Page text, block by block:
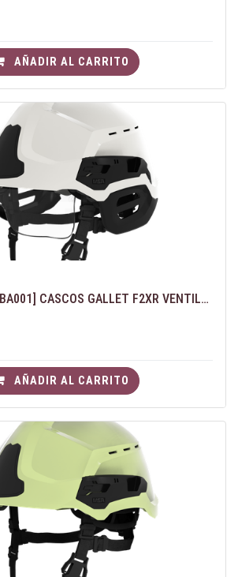
AÑADIR AL CARRITO
[GR1110013201- BA001] CASCOS GALLET F2XR VENTILADO - COLOR BLANCO CON GAFAS DE PROTECCIÓN F2XR
AÑADIR AL CARRITO